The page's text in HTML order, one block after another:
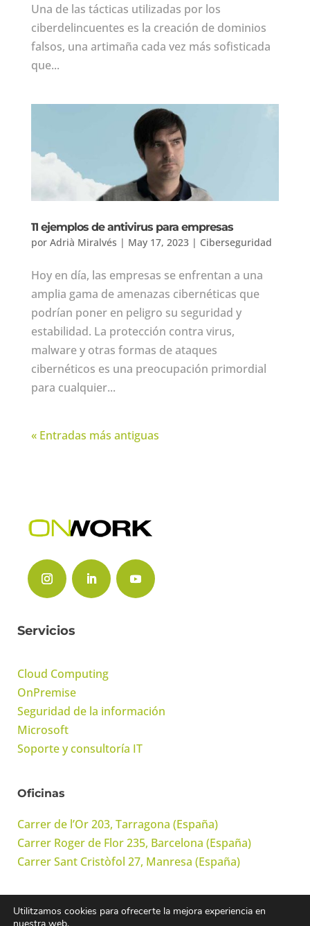
Una de las tácticas utilizadas por los
ciberdelincuentes es la creación de dominios
falsos, una artimaña cada vez más sofisticada
que...
11 ejemplos de antivirus para empresas
por Adrià Miralvés | May 17, 2023| Ciberseguridad
Hoy en día, las empresas se enfrentan a una
amplia gama de amenazas cibernéticas que
podrían poner en peligro su seguridad y
estabilidad. La protección contra virus,
malware y otras formas de ataques
cibernéticos es una preocupación primordial
para cualquier...
« Entradas más antiguas
Servicios
Cloud Computing
OnPremise
Seguridad de la información
Microsoft
Soporte y consultoría IT
Oficinas
Carrer de l’Or 203, Tarragona (España)
Carrer Roger de Flor 235, Barcelona (España)
Carrer Sant Cristòfol 27, Manresa (España)
© Onwork Cloud, S.L. Todos los derechos reservados
Utilitzamos cookies para ofrecerte la mejora experiencia en